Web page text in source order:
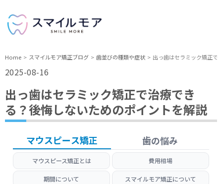
Home スマイルモア矯正ブログ 歯並びの種類や症状 出っ歯はセラミック矯正で
2025-08-16
出っ歯はセラミック矯正で治療でき
る？後悔しないためのポイントを解説
マウスピース矯正 歯の悩み
マウスピース矯正とは 費用相場
期間について スマイルモア矯正について